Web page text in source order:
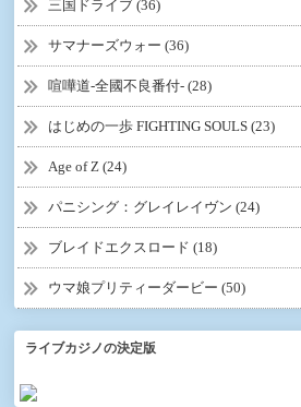
三国ドライブ (36)
サマナーズウォー (36)
喧嘩道-全國不良番付- (28)
はじめの一歩 FIGHTING SOULS (23)
Age of Z (24)
パニシング：グレイレイヴン (24)
ブレイドエクスロード (18)
ウマ娘プリティーダービー (50)
ライブカジノの決定版